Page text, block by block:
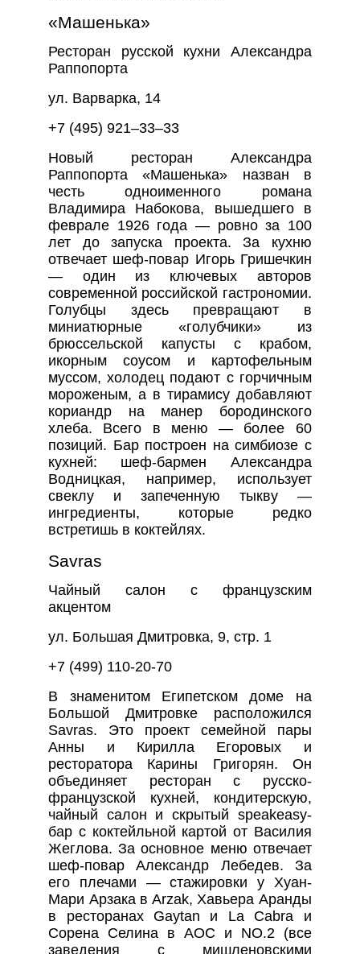
«Машенька»
Ресторан русской кухни Александра
Раппопорта
ул. Варварка, 14
+7 (495) 921–33–33
Новый ресторан Александра
Раппопорта «Машенька» назван в
честь одноименного романа
Владимира Набокова, вышедшего в
феврале 1926 года — ровно за 100
лет до запуска проекта. За кухню
отвечает шеф-повар Игорь Гришечкин
— один из ключевых авторов
современной российской гастрономии.
Голубцы здесь превращают в
миниатюрные «голубчики» из
брюссельской капусты с крабом,
икорным соусом и картофельным
муссом, холодец подают с горчичным
мороженым, а в тирамису добавляют
кориандр на манер бородинского
хлеба. Всего в меню — более 60
позиций. Бар построен на симбиозе с
кухней: шеф-бармен Александра
Водницкая, например, использует
свеклу и запеченную тыкву —
ингредиенты, которые редко
встретишь в коктейлях.
Savras
Чайный салон с французским
акцентом
ул. Большая Дмитровка, 9, стр. 1
+7 (499) 110-20-70
В знаменитом Египетском доме на
Большой Дмитровке расположился
Savras. Это проект семейной пары
Анны и Кирилла Егоровых и
ресторатора Карины Григорян. Он
объединяет ресторан с русско-
французской кухней, кондитерскую,
чайный салон и скрытый speakeasy-
бар с коктейльной картой от Василия
Жеглова. За основное меню отвечает
шеф-повар Александр Лебедев. За
его плечами — стажировки у Хуан-
Мари Арзака в Arzak, Хавьера Аранды
в ресторанах Gaytan и La Cabra и
Сорена Селина в AOC и NO.2 (все
заведения с мишленовскими